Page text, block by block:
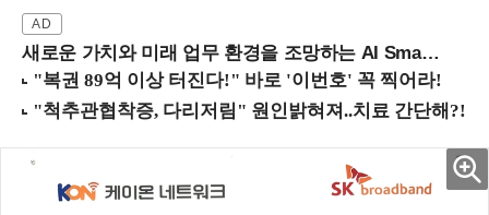
새로운 가치와 미래 업무 환경을 조망하는 AI Smart Work Summit 2026 (9/11 코엑스)